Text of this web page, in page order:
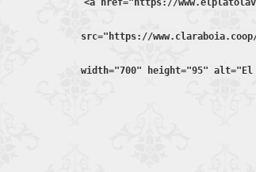
<a href="https://
src="https://
width="700" height="95"